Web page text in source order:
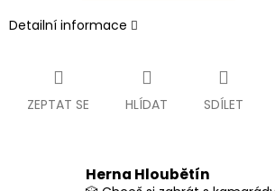
Detailní informace
ZEPTAT SE HLÍDAT SDÍLET
Herna Hloubětín